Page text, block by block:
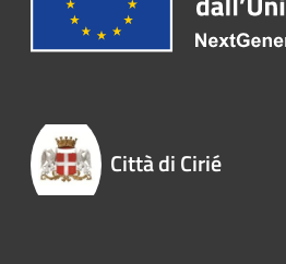
Città di Cirié